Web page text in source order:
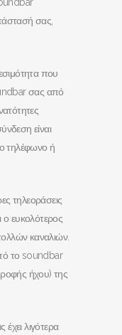
σας,
που
σας από
είναι
τηλέφωνο ή
τηλεοράσεις
ο ευκολότερος
καναλιών.
το soundbar
ήχου) της
λιγότερα